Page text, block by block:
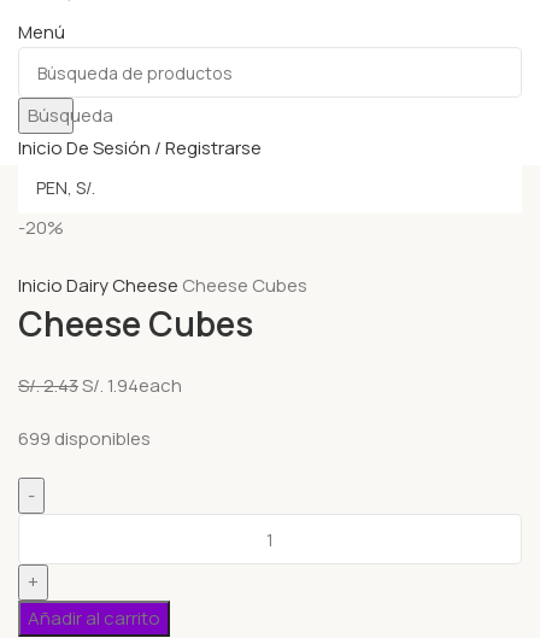
Menú
Búsqueda
Inicio De Sesión / Registrarse
-20%
InicioDairyCheese Cheese Cubes
Cheese Cubes
S/.2.43S/. 1.94each
699 disponibles
Añadir al carrito